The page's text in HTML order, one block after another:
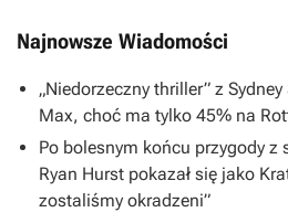
Najnowsze Wiadomości
„Niedorzeczny thriller” z
Max, choć ma tylko 45% na
Po bolesnym końcu przygody z
Ryan Hurst pokazał się jako
zostaliśmy okradzeni”